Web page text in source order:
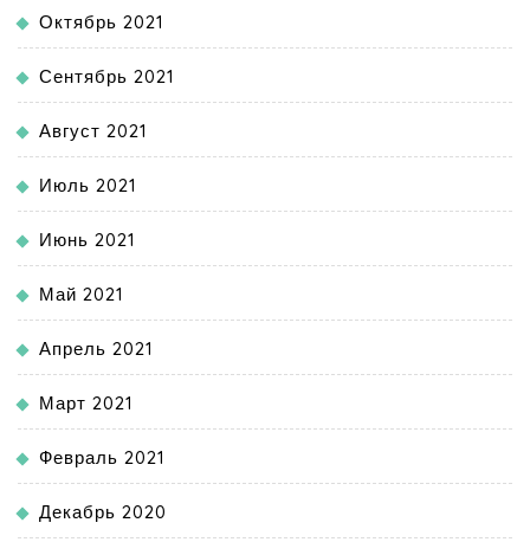
Октябрь 2021
Сентябрь 2021
Август 2021
Июль 2021
Июнь 2021
Май 2021
Апрель 2021
Март 2021
Февраль 2021
Декабрь 2020